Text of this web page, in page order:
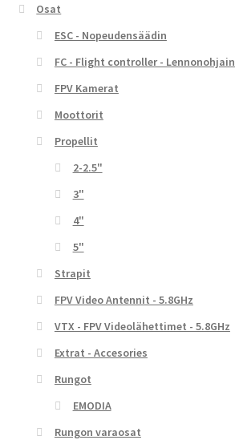
Osat
ESC - Nopeudensäädin
FC - Flight controller - Lennonohjain
FPV Kamerat
Moottorit
Propellit
2-2.5"
3"
4"
5"
Strapit
FPV Video Antennit - 5.8GHz
VTX - FPV Videolähettimet - 5.8GHz
Extrat - Accesories
Rungot
EMODIA
Rungon varaosat